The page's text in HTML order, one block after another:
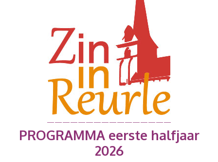
————————————————
PROGRAMMA eerste halfjaar
2026